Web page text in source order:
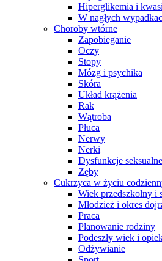
Hiperglikemia i
W nagłych
Choroby wtórne
Zapobieganie
Oczy
Stopy
Mózg i psychika
Skóra
Układ krążenia
Rak
Wątroba
Płuca
Nerwy
Nerki
Dysfunkcje seksualne
Zęby
Cukrzyca w życiu
Wiek przedszkolny i
Młodzież i okres
Praca
Planowanie rodziny
Podeszły wiek i
Odżywianie